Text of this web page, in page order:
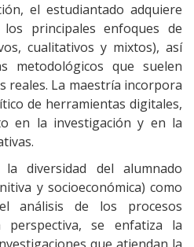
el estudiantado adquiere
principales enfoques de
cualitativos y mixtos), así
metodológicos que suelen
reales. La maestría incorpora
de herramientas digitales,
en la investigación y en la
diversidad del alumnado
y socioeconómica) como
análisis de los procesos
perspectiva, se enfatiza la